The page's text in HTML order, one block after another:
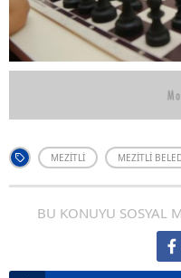
MEZITLI MEZITLI
BU KONUYU SOSYAL